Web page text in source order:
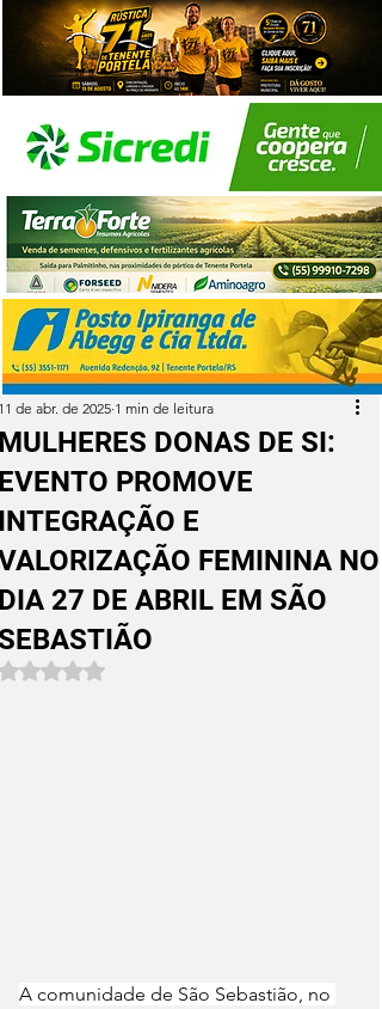
DONAS DE SI:
PROMOVE
E
FEMININA NO
27 DE ABRIL EM SÃO
de abr. de 2025 1 min de leitura
Avaliado com NaN de 5 estrelas.
A comunidade de São Sebastião, no